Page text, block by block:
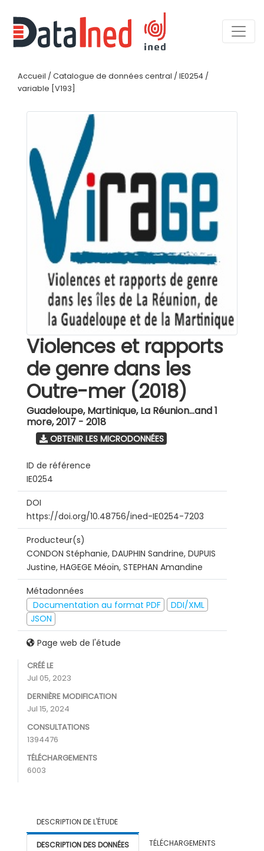
Accueil / Catalogue de données central / IE0254 /
variable [V193]
Violences et rapports
de genre dans les
Outre-mer (2018)
Guadeloupe, Martinique, La Réunion...and 1
more,2017 - 2018
OBTENIR LES MICRODONNÉES
ID de référence
IE0254
DOI
https://doi.org/10.48756/ined-IE0254-7203
Producteur(s)
CONDON Stéphanie, DAUPHIN Sandrine, DUPUIS
Justine, HAGEGE Méoïn, STEPHAN Amandine
Métadonnées
Documentation au format PDF
DDI/XML
JSON
Page web de l'étude
CRÉÉ LE
Jul 05, 2023
DERNIÈRE MODIFICATION
Jul 15, 2024
CONSULTATIONS
1394476
TÉLÉCHARGEMENTS
6003
DESCRIPTION DE L'ÉTUDE
DESCRIPTION DES DONNÉES TÉLÉCHARGEMENTS